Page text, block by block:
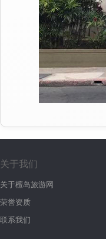
关于我们
关于檀岛旅游网
荣誉资质
联系我们